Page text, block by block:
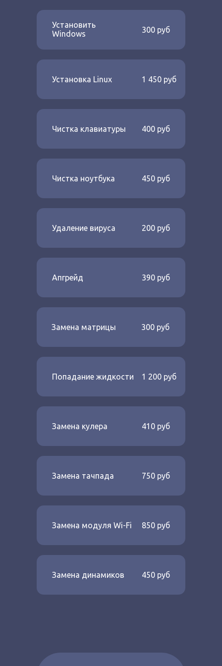
Замена матрицы 300 руб
Установить
Windows
300 руб
Установка Linux 1 450 руб
Попадание жидкости 1 200 руб
Удаление вируса 200 руб
Замена модуля Wi-Fi 850 руб
Чистка клавиатуры 400 руб
Замена кулера 410 руб
Апгрейд 390 руб
Замена динамиков 450 руб
Чистка ноутбука 450 руб
Замена тачпада 750 руб
ПК
Планшет
Моноблоки